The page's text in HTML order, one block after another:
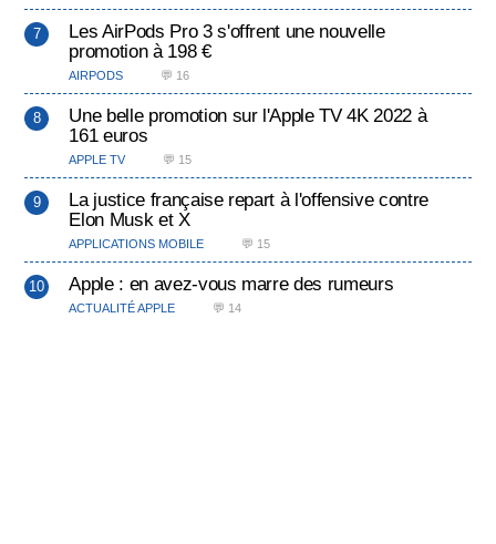
Les AirPods Pro 3 s'offrent une nouvelle
promotion à 198 €
AIRPODS 💬 16
Une belle promotion sur l'Apple TV 4K 2022 à
161 euros
APPLE TV 💬 15
La justice française repart à l'offensive contre
Elon Musk et X
APPLICATIONS MOBILE 💬 15
Apple : en avez-vous marre des rumeurs
ACTUALITÉ APPLE 💬 14